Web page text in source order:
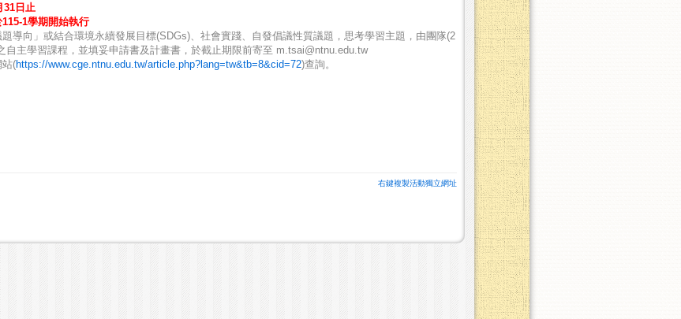
31日止
115-1學期開始執行
導向」或結合環境永續發展目標(SDGs) 、社會實踐、自發倡議性質議題，思考學習主題，由團隊(2
自主學習課程，並填妥申請書及計畫書，於截止期限前寄至 m.tsai@ntnu.edu.tw
站(https://www.cge.ntnu.edu.tw/article.php?lang=tw&tb=8&cid=72)查詢。
右鍵複製活動獨立網址